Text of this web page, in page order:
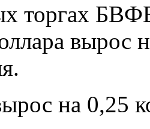
торгах
вырос
на 0,25